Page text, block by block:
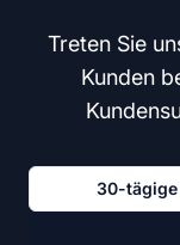
Treten Sie
Kunden
30-